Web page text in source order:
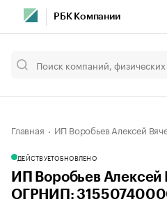
РБК Компании
Главная ИП Воробьев Алексей
ДЕЙСТВУЕТОБНОВЛЕНО
ИП Воробьев Алексей
ОГРНИП: